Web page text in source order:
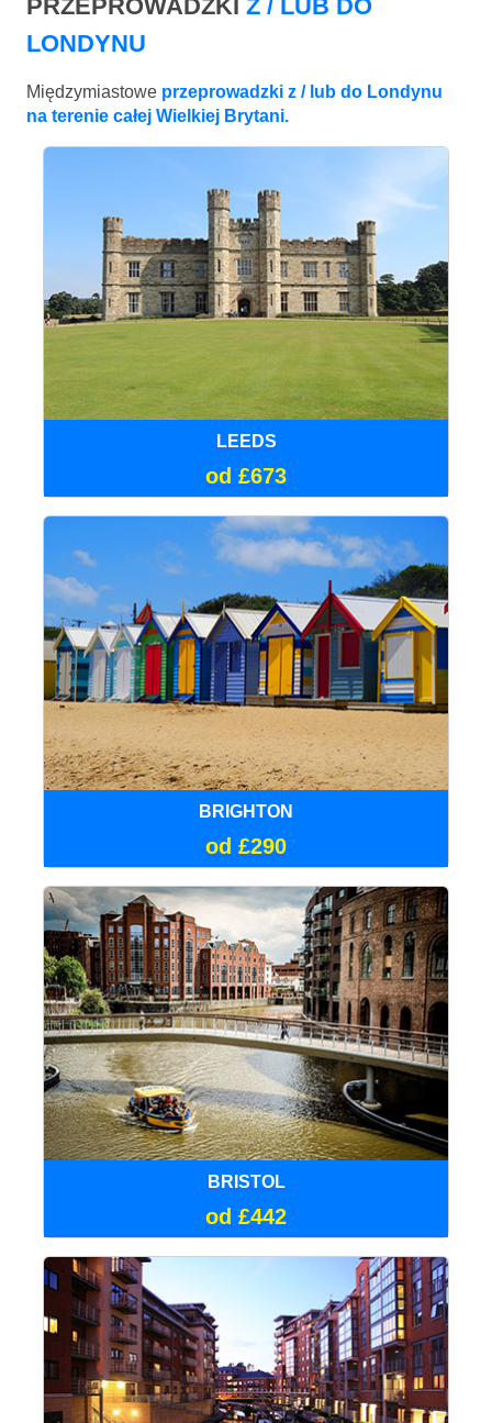
PRZEPROWADZKI Z / LUB DO
LONDYNU
Międzymiastowe przeprowadzki z / lub do Londynu
na terenie całej Wielkiej Brytani.
LEEDS
od £673
BRIGHTON
od £290
BRISTOL
od £442